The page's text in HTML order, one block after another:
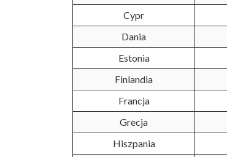
Cypr
Dania
Estonia
Finlandia
Francja
Grecja
Hiszpania